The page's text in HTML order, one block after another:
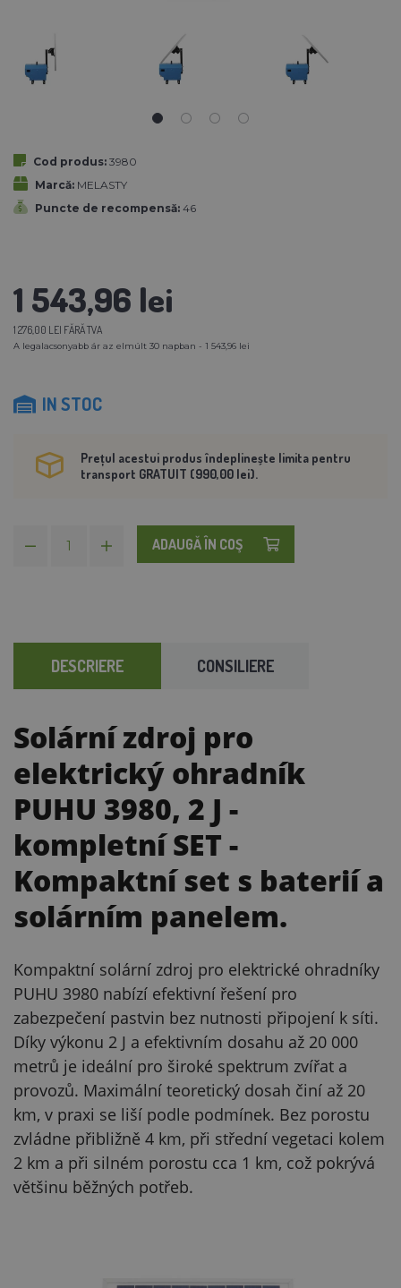
Cod produs: 3980
Marcă: MELASTY
Puncte de recompensă: 46
1 543,96 lei
1 276,00 LEI FĂRĂ TVA
A legalacsonyabb ár az elmúlt 30 napban - 1 543,96 lei
IN STOC
Prețul acestui produs îndeplinește limita pentru
transport GRATUIT (990,00 lei).
ADAUGĂ ÎN COŞ
DESCRIERE CONSILIERE
Solární zdroj pro
elektrický ohradník
PUHU 3980, 2 J -
kompletní SET -
Kompaktní set s baterií a
solárním panelem.
Kompaktní solární zdroj pro elektrické ohradníky
PUHU 3980 nabízí efektivní řešení pro
zabezpečení pastvin bez nutnosti připojení k síti.
Díky výkonu 2 J a efektivním dosahu až 20 000
metrů je ideální pro široké spektrum zvířat a
provozů. Maximální teoretický dosah činí až 20
km, v praxi se liší podle podmínek. Bez porostu
zvládne přibližně 4 km, při střední vegetaci kolem
2 km a při silném porostu cca 1 km, což pokrývá
většinu běžných potřeb.